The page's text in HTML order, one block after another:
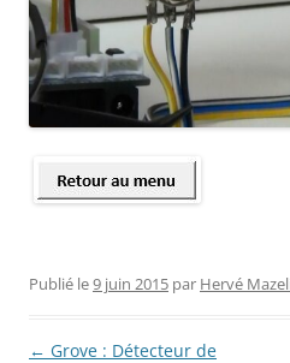
Publié le9 juin 2015 par Hervé
Navigation
← Grove : Détecteur de